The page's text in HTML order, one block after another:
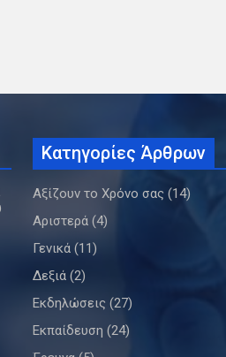
Κατηγορίες Άρθρων
Αξίζουν το Χρόνο σας (14)
Αριστερά (4)
Γενικά (11)
Δεξιά (2)
Εκδηλώσεις (27)
Εκπαίδευση (24)